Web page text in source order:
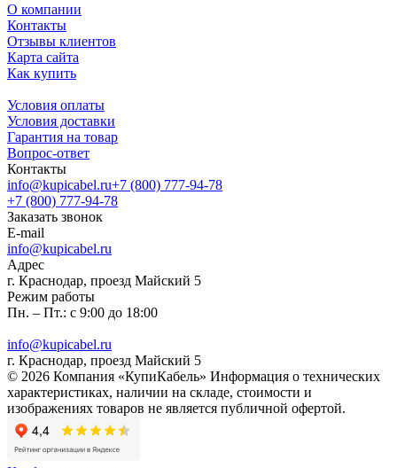
О компании
Контакты
Отзывы клиентов
Карта сайта
Как купить
Условия оплаты
Условия доставки
Гарантия на товар
Вопрос-ответ
Контакты
info@kupicabel.ru+7 (800) 777-94-78
+7 (800) 777-94-78
Заказать звонок
E-mail
info@kupicabel.ru
Адрес
г. Краснодар, проезд Майский 5
Режим работы
Пн. – Пт.: с 9:00 до 18:00
info@kupicabel.ru
г. Краснодар, проезд Майский 5
© 2026 Компания «КупиКабель» Информация о технических
характеристиках, наличии на складе, стоимости и
изображениях товаров не является публичной офертой.